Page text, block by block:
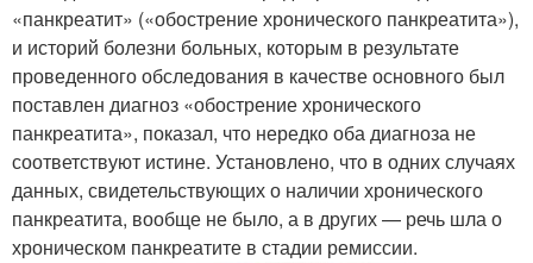
«панкреатит» («обострение хронического панкреатита»),
и историй болезни больных, которым в результате
проведенного обследования в качестве основного был
поставлен диагноз «обострение хронического
панкреатита», показал, что нередко оба диагноза не
соответствуют истине. Установлено, что в одних случаях
данных, свидетельствующих о наличии хронического
панкреатита, вообще не было, а в других — речь шла о
хроническом панкреатите в стадии ремиссии.